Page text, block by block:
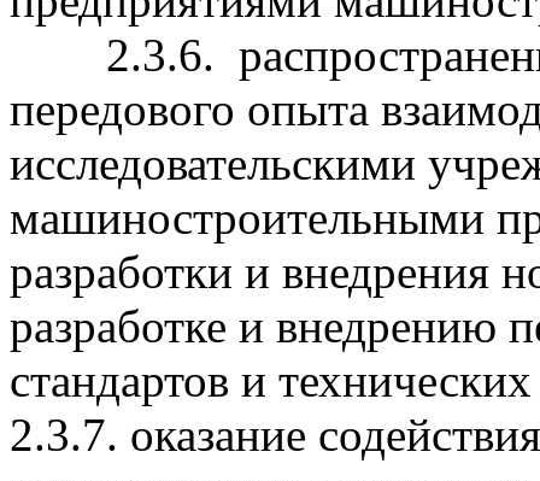
2.3.6.
передового опыта
исследовательскими
машиностроительными
разработки и внедрения
разработке и внедрению
стандартов и
2.3.7. оказание